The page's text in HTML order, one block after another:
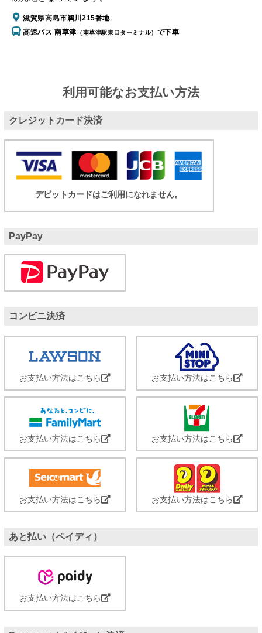
滋賀県高島市鵜川215番地
高速バス 南草津 （南草津駅東口ターミナル） で下車
利用可能なお支払い方法
クレジットカード決済
デビットカードはご利用になれません。
PayPay
コンビニ決済
お支払い方法はこちら お支払い方法はこちら
お支払い方法はこちら お支払い方法はこちら
お支払い方法はこちら お支払い方法はこちら
あと払い（ペイディ）
お支払い方法はこちら